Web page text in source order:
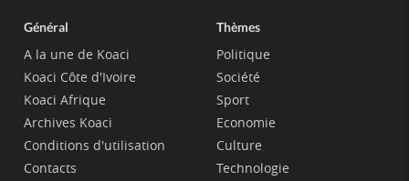
Général
A la une de Koaci
Koaci Côte d'Ivoire
Koaci Afrique
Archives Koaci
Conditions d'utilisation
Contacts
Thèmes
Politique
Société
Sport
Economie
Culture
Technologie